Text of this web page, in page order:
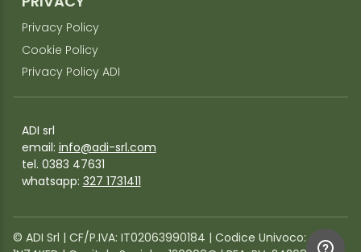
Privacy Policy
Cookie Policy
Privacy Policy ADI
ADI srl
email: info@adi-srl.com
tel. 0383 47631
whatsapp: 327 1731411
©️ ADI Srl | CF/P.IVA: IT02063990184 | Codice Univoco: